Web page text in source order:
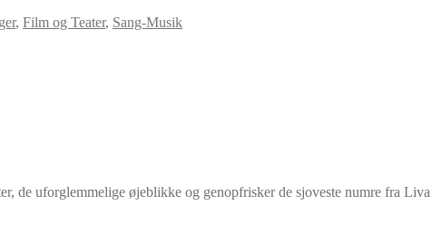
, Film og Teater, Sang-Musik
de uforglemmelige øjeblikke og genopfrisker de sjoveste numre fra